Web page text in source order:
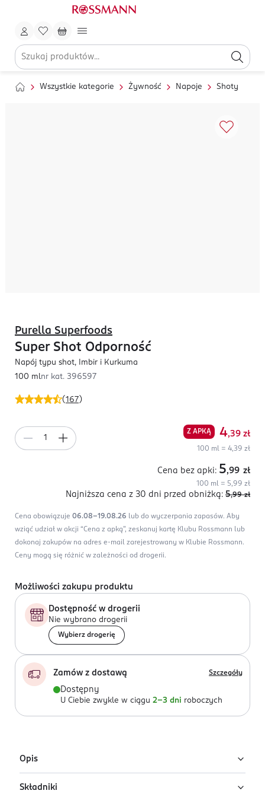
Wszystkie kategorie Żywność Napoje Shoty
(167)
Purella Superfoods
Super Shot Odporność
Napój typu shot, Imbir i Kurkuma
100 mlnr kat. 396597
Z APKĄ 4,39 zł
100 ml = 4,39 zł
Cena bez apki: 5,99 zł
100 ml = 5,99 zł
Najniższa cena z 30 dni przed obniżką: 5,99 zł
Cena obowiązuje 06.08-19.08.26 lub do wyczerpania zapasów. Aby
wziąć udział w akcji “Cena z apką”, zeskanuj kartę Klubu Rossmann lub
dokonaj zakupów na adres e-mail zarejestrowany w Klubie Rossmann.
Ceny mogą się różnić w zależności od drogerii.
Możliwości zakupu produktu
Dostępność w drogerii
Nie wybrano drogerii
Wybierz drogerię
Zamów z dostawą Szczegóły
Dostępny
U Ciebie zwykle w ciągu 2-3 dni roboczych
Opis
Purella SuperShot Odporność to naturalny napój
Składniki